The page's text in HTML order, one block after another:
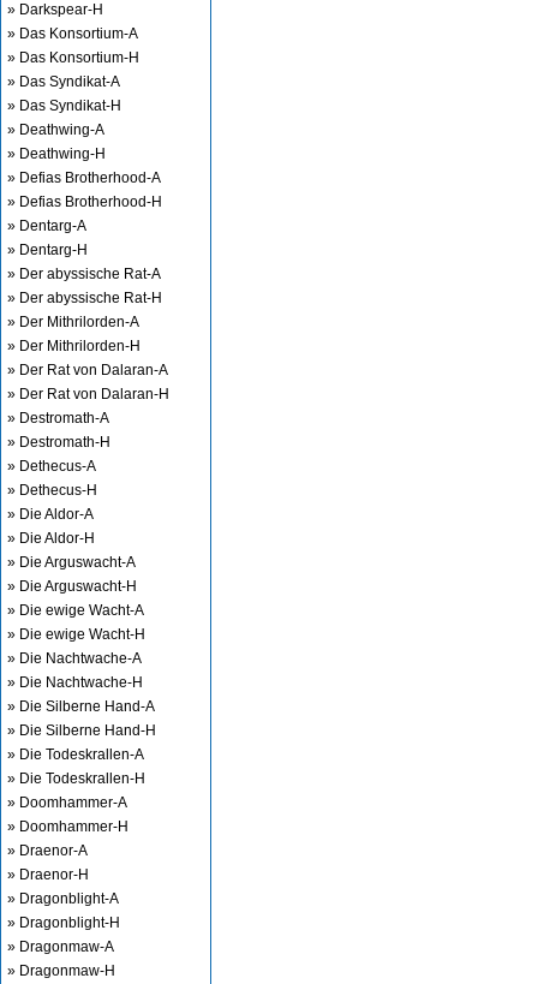
» Darkspear-H
» Das Konsortium-A
» Das Konsortium-H
» Das Syndikat-A
» Das Syndikat-H
» Deathwing-A
» Deathwing-H
» Defias Brotherhood-A
» Defias Brotherhood-H
» Dentarg-A
» Dentarg-H
» Der abyssische Rat-A
» Der abyssische Rat-H
» Der Mithrilorden-A
» Der Mithrilorden-H
» Der Rat von Dalaran-A
» Der Rat von Dalaran-H
» Destromath-A
» Destromath-H
» Dethecus-A
» Dethecus-H
» Die Aldor-A
» Die Aldor-H
» Die Arguswacht-A
» Die Arguswacht-H
» Die ewige Wacht-A
» Die ewige Wacht-H
» Die Nachtwache-A
» Die Nachtwache-H
» Die Silberne Hand-A
» Die Silberne Hand-H
» Die Todeskrallen-A
» Die Todeskrallen-H
» Doomhammer-A
» Doomhammer-H
» Draenor-A
» Draenor-H
» Dragonblight-A
» Dragonblight-H
» Dragonmaw-A
» Dragonmaw-H